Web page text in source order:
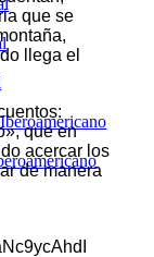
que se
llega el
que en
acercar los
de manera